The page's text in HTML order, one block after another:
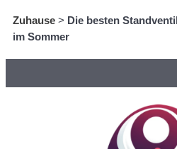
Zuhause > Die besten
im Sommer